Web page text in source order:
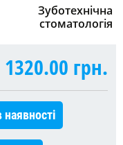
Зуботехнічна
стоматологія
1320.00 грн.